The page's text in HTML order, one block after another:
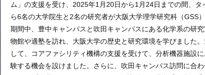
ム」の支援を受け、2025年1月20日から1月24日までの間、
ら6名の大学院生と2名の研究者が大阪大学理学研究科（GSS
期間中、豊中キャンパスと吹田キャンパスにある化学系の研
物館や適塾を訪れ、大阪大学の歴史と研究環境を学びました
して、コアファシリティ機構の支援を受けて、分析機器施設
験する機会を設けました。さらに、吹田キャンパス訪問に合